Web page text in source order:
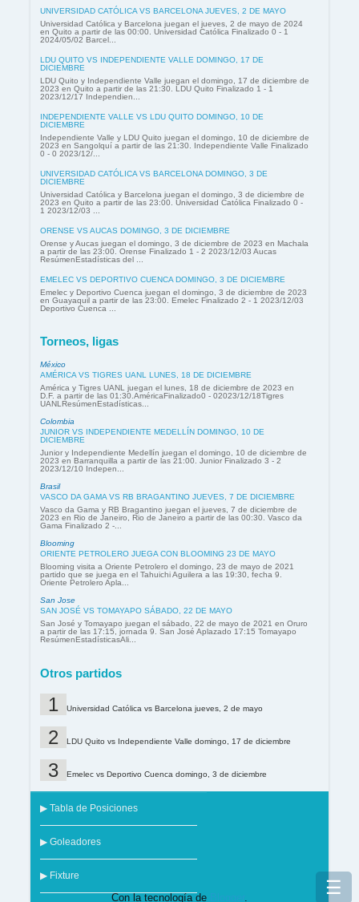
UNIVERSIDAD CATÓLICA VS BARCELONA JUEVES, 2 DE MAYO
Universidad Católica y Barcelona juegan el jueves, 2 de mayo de 2024
en Quito a partir de las 00:00. Universidad Católica Finalizado 0 - 1
2024/05/02 Barcel...
LDU QUITO VS INDEPENDIENTE VALLE DOMINGO, 17 DE
DICIEMBRE
LDU Quito y Independiente Valle juegan el domingo, 17 de diciembre de
2023 en Quito a partir de las 21:30. LDU Quito Finalizado 1 - 1
2023/12/17 Independien...
INDEPENDIENTE VALLE VS LDU QUITO DOMINGO, 10 DE
DICIEMBRE
Independiente Valle y LDU Quito juegan el domingo, 10 de diciembre de
2023 en Sangolquí a partir de las 21:30. Independiente Valle Finalizado
0 - 0 2023/12/...
UNIVERSIDAD CATÓLICA VS BARCELONA DOMINGO, 3 DE
DICIEMBRE
Universidad Católica y Barcelona juegan el domingo, 3 de diciembre de
2023 en Quito a partir de las 23:00. Universidad Católica Finalizado 0 -
1 2023/12/03 ...
ORENSE VS AUCAS DOMINGO, 3 DE DICIEMBRE
Orense y Aucas juegan el domingo, 3 de diciembre de 2023 en Machala
a partir de las 23:00. Orense Finalizado 1 - 2 2023/12/03 Aucas
ResúmenEstadísticas del ...
EMELEC VS DEPORTIVO CUENCA DOMINGO, 3 DE DICIEMBRE
Emelec y Deportivo Cuenca juegan el domingo, 3 de diciembre de 2023
en Guayaquil a partir de las 23:00. Emelec Finalizado 2 - 1 2023/12/03
Deportivo Cuenca ...
Torneos, ligas
México
AMÉRICA VS TIGRES UANL LUNES, 18 DE DICIEMBRE
América y Tigres UANL juegan el lunes, 18 de diciembre de 2023 en
D.F. a partir de las 01:30.AméricaFinalizado0 - 02023/12/18Tigres
UANLResúmenEstadísticas...
Colombia
JUNIOR VS INDEPENDIENTE MEDELLÍN DOMINGO, 10 DE
DICIEMBRE
Junior y Independiente Medellín juegan el domingo, 10 de diciembre de
2023 en Barranquilla a partir de las 21:00. Junior Finalizado 3 - 2
2023/12/10 Indepen...
Brasil
VASCO DA GAMA VS RB BRAGANTINO JUEVES, 7 DE DICIEMBRE
Vasco da Gama y RB Bragantino juegan el jueves, 7 de diciembre de
2023 en Rio de Janeiro, Rio de Janeiro a partir de las 00:30. Vasco da
Gama Finalizado 2 -...
Blooming
ORIENTE PETROLERO JUEGA CON BLOOMING 23 DE MAYO
Blooming visita a Oriente Petrolero el domingo, 23 de mayo de 2021
partido que se juega en el Tahuichi Aguilera a las 19:30, fecha 9.
Oriente Petrolero Apla...
San Jose
SAN JOSÉ VS TOMAYAPO SÁBADO, 22 DE MAYO
San José y Tomayapo juegan el sábado, 22 de mayo de 2021 en Oruro
a partir de las 17:15, jornada 9. San José Aplazado 17:15 Tomayapo
ResúmenEstadísticasAli...
Otros partidos
Universidad Católica vs Barcelona jueves, 2 de mayo
LDU Quito vs Independiente Valle domingo, 17 de diciembre
Emelec vs Deportivo Cuenca domingo, 3 de diciembre
☰
▶ Tabla de Posiciones
▶ Goleadores
▶ Fixture
Con la tecnología de .